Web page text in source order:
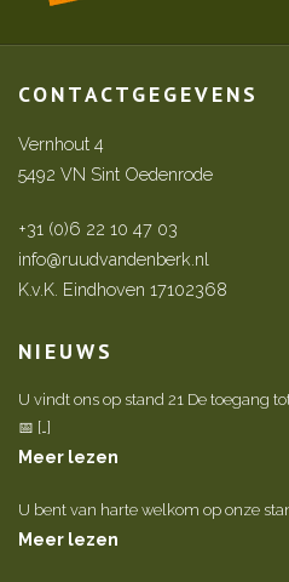
CONTACTGEGEVENS
Vernhout 4
5492 VN Sint Oedenrode
+31 (0)6 22 10 47 03
info@ruudvandenberk.nl
K.v.K. Eindhoven 17102368
NIEUWS
U vindt ons op stand 21 De toegang
📅 […]
Meer lezen
U bent van harte welkom op onze
Meer lezen